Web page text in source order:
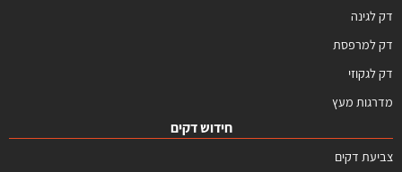
דק לגינה
דק למרפסת
דק לגקוזי
מדרגות מעץ
חידוש דקים
צביעת דקים